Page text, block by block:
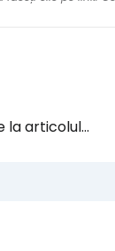
articolul...